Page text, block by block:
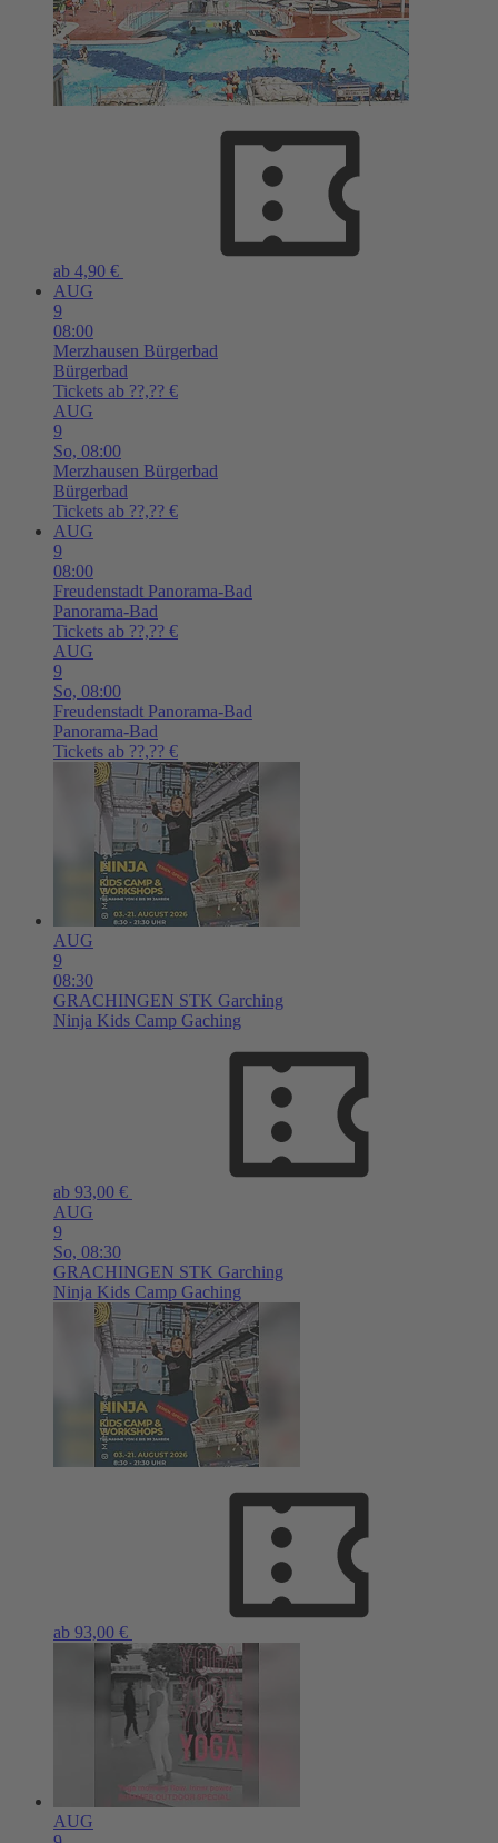
ab 4,90 €
AUG
9
08:00
Merzhausen Bürgerbad
Bürgerbad
Tickets ab ??,?? €
AUG
9
So, 08:00
Merzhausen Bürgerbad
Bürgerbad
Tickets ab ??,?? €
AUG
9
08:00
Freudenstadt Panorama-Bad
Panorama-Bad
Tickets ab ??,?? €
AUG
9
So, 08:00
Freudenstadt Panorama-Bad
Panorama-Bad
Tickets ab ??,?? €
AUG
9
08:30
GRACHINGEN STK Garching
Ninja Kids Camp Gaching
ab 93,00 €
AUG
9
So, 08:30
GRACHINGEN STK Garching
Ninja Kids Camp Gaching
ab 93,00 €
AUG